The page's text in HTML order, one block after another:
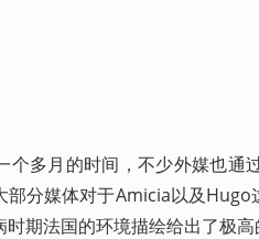
个多月的时间，不少外媒也
部分媒体对于Amicia以及
期法国的环境描绘给出了极高